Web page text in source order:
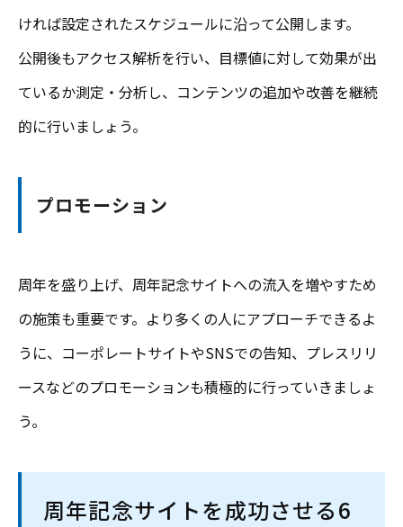
ければ設定されたスケジュールに沿って公開します。
公開後もアクセス解析を行い、目標値に対して効果が出
ているか測定・分析し、コンテンツの追加や改善を継続
的に行いましょう。
プロモーション
周年を盛り上げ、周年記念サイトへの流入を増やすため
の施策も重要です。より多くの人にアプローチできるよ
うに、コーポレートサイトやSNSでの告知、プレスリリ
ースなどのプロモーションも積極的に行っていきましょ
う。
周年記念サイトを成功させる6